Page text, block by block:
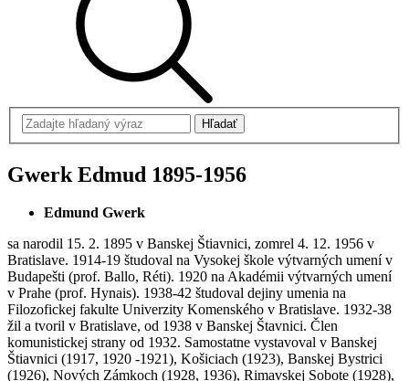
Gwerk Edmud 1895-1956
Edmund Gwerk
sa narodil 15. 2. 1895 v Banskej Štiavnici, zomrel 4. 12. 1956 v
Bratislave. 1914-19 študoval na Vysokej škole výtvarných umení v
Budapešti (prof. Ballo, Réti). 1920 na Akadémii výtvarných umení
v Prahe (prof. Hynais). 1938-42 študoval dejiny umenia na
Filozofickej fakulte Univerzity Komenského v Bratislave. 1932-38
žil a tvoril v Bratislave, od 1938 v Banskej Štavnici. Člen
komunistickej strany od 1932. Samostatne vystavoval v Banskej
Štiavnici (1917, 1920 -1921), Košiciach (1923), Banskej Bystrici
(1926), Nových Zámkoch (1928, 1936), Rimavskej Sobote (1928),